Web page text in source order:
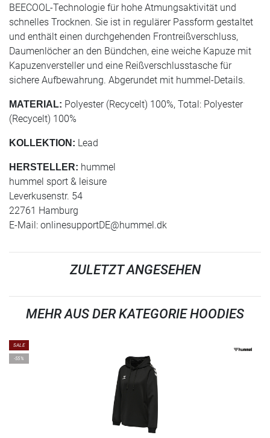
BEECOOL-Technologie für hohe Atmungsaktivität und
schnelles Trocknen. Sie ist in regulärer Passform gestaltet
und enthält einen durchgehenden Frontreißverschluss,
Daumenlöcher an den Bündchen, eine weiche Kapuze mit
Kapuzenversteller und eine Reißverschlusstasche für
sichere Aufbewahrung. Abgerundet mit hummel-Details.
MATERIAL: Polyester (Recycelt) 100%, Total: Polyester
(Recycelt) 100%
KOLLEKTION: Lead
HERSTELLER: hummel
hummel sport & leisure
Leverkusenstr. 54
22761 Hamburg
E-Mail: onlinesupportDE@hummel.dk
ZULETZT ANGESEHEN
MEHR AUS DER KATEGORIE HOODIES
SALE
-55%